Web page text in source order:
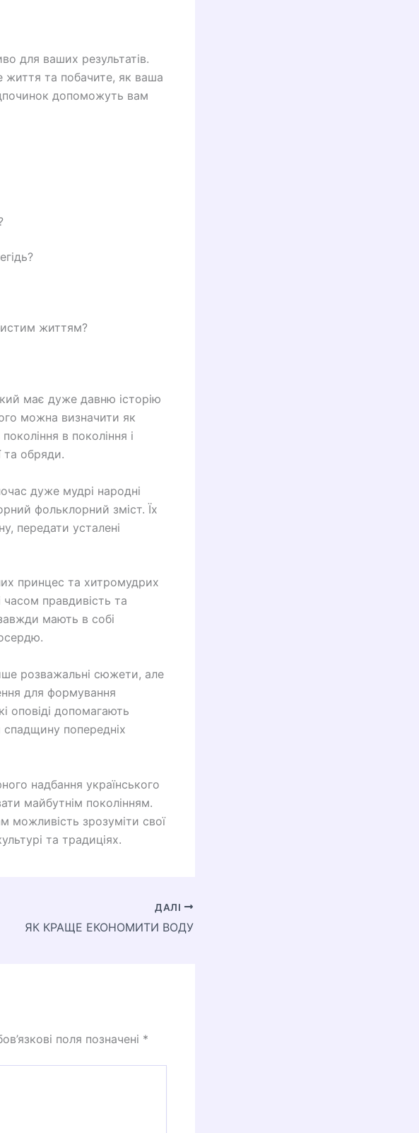
для ваших результатів.
та побачите, як ваша
допоможуть вам
життям?
має дуже давню історію
можна визначити як
в покоління і
та обряди.
дуже мудрі народні
фольклорний зміст. Їх
передати усталені
принцес та хитромудрих
часом правдивість та
мають в собі
розважальні сюжети, але
для формування
оповіді допомагають
спадщину попередніх
надбання українського
майбутнім поколінням.
можливість зрозуміти свої
та традиціях.
ДАЛІ
ЯК КРАЩЕ ЕКОНОМИТИ ВОДУ
поля позначені *